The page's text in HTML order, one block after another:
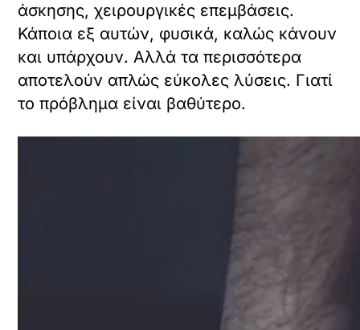
άσκησης, χειρουργικές επεμβάσεις.
Κάποια εξ αυτών, φυσικά, καλώς κάνουν
και υπάρχουν. Αλλά τα περισσότερα
αποτελούν απλώς εύκολες λύσεις. Γιατί
το πρόβλημα είναι βαθύτερο.